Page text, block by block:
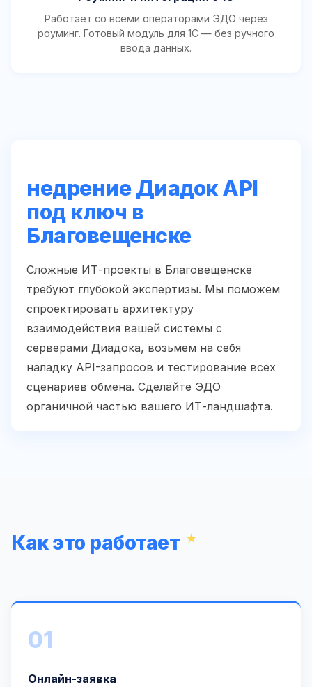
Работает со всеми операторами ЭДО через
роуминг. Готовый модуль для 1С — без ручного
ввода данных.
недрение Диадок API
под ключ в
Благовещенске
Сложные ИТ-проекты в Благовещенске
требуют глубокой экспертизы. Мы поможем
спроектировать архитектуру
взаимодействия вашей системы с
серверами Диадока, возьмем на себя
наладку API-запросов и тестирование всех
сценариев обмена. Сделайте ЭДО
органичной частью вашего ИТ-ландшафта.
Как это работает
01
Онлайн-заявка